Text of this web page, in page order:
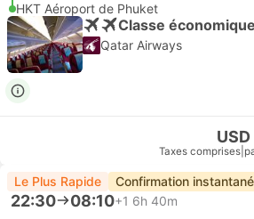
HKT Aéroport de Phuket
Qatar Airways
Taxes comprises
Le Plus Rapide Confirmation
22:30 08:10+1 6h 40m